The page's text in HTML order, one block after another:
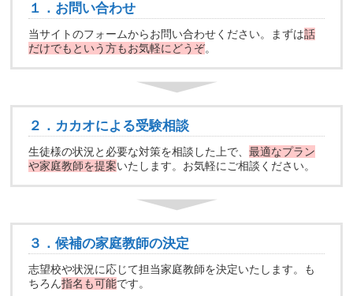
１．お問い合わせ
当サイトのフォームからお問い合わせください。まずは話
だけでもという方もお気軽にどうぞ。
２．カカオによる受験相談
生徒様の状況と必要な対策を相談した上で、最適なプラン
や家庭教師を提案いたします。お気軽にご相談ください。
３．候補の家庭教師の決定
志望校や状況に応じて担当家庭教師を決定いたします。も
ちろん指名も可能です。